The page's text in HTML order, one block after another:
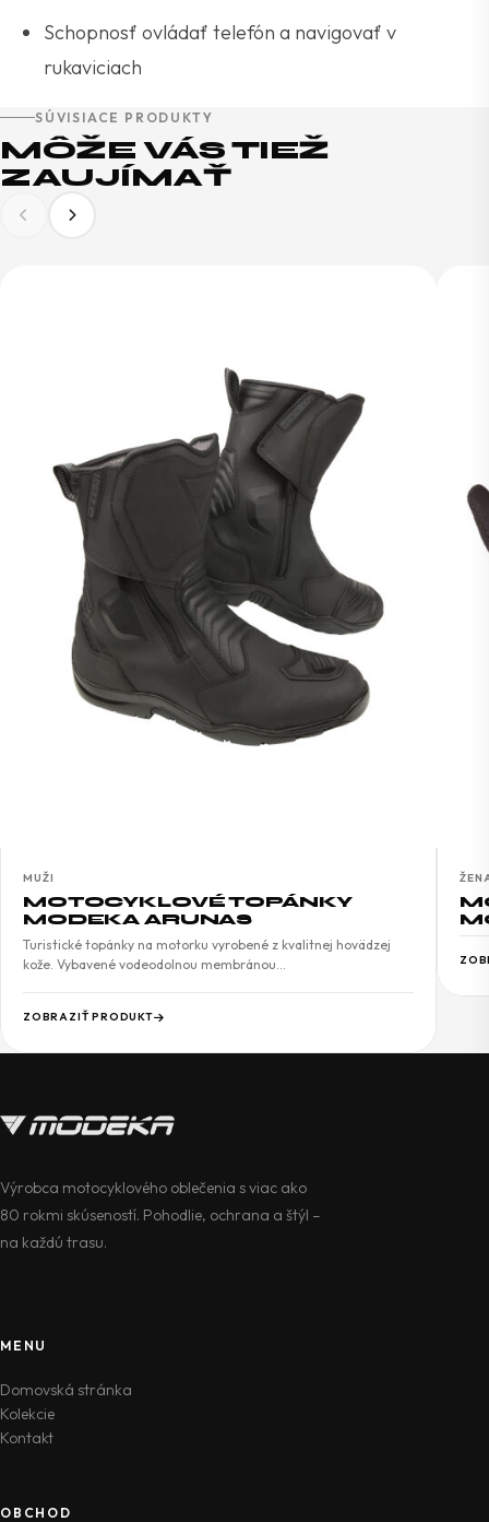
Schopnosť ovládať telefón a navigovať v
rukaviciach
SÚVISIACE PRODUKTY
MÔŽE VÁS TIEŽ
ZAUJÍMAŤ
MUŽI
MOTOCYKLOVÉ TOPÁNKY
MODEKA ARUNAS
Turistické topánky na motorku vyrobené z kvalitnej hovädzej
kože. Vybavené vodeodolnou membránou…
ZOBRAZIŤ PRODUKT
Výrobca motocyklového oblečenia s viac ako
80 rokmi skúseností. Pohodlie, ochrana a štýl –
na každú trasu.
MENU
Domovská stránka
Kolekcie
Kontakt
OBCHOD